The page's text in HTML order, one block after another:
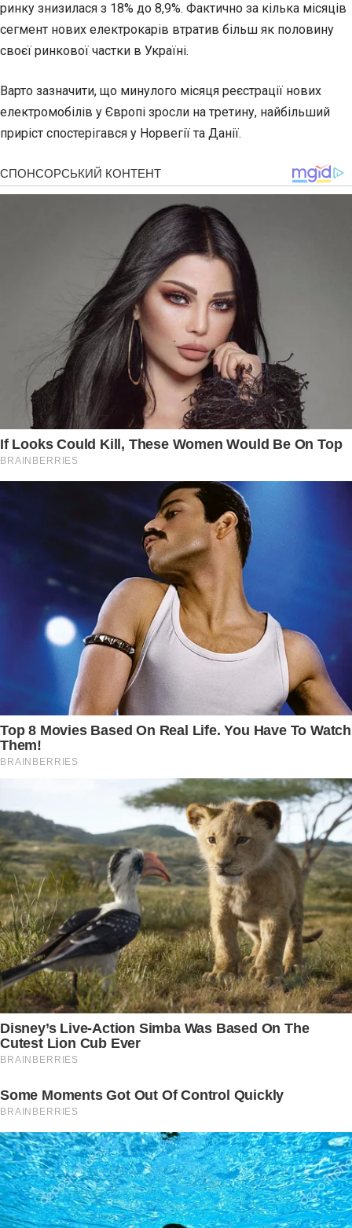
ринку знизилася з 18% до 8,9%. Фактично за кілька місяців
сегмент нових електрокарів втратив більш як половину
своєї ринкової частки в Україні.
Варто зазначити, що минулого місяця реєстрації нових
електромобілів у Європі зросли на третину, найбільший
приріст спостерігався у Норвегії та Данії.